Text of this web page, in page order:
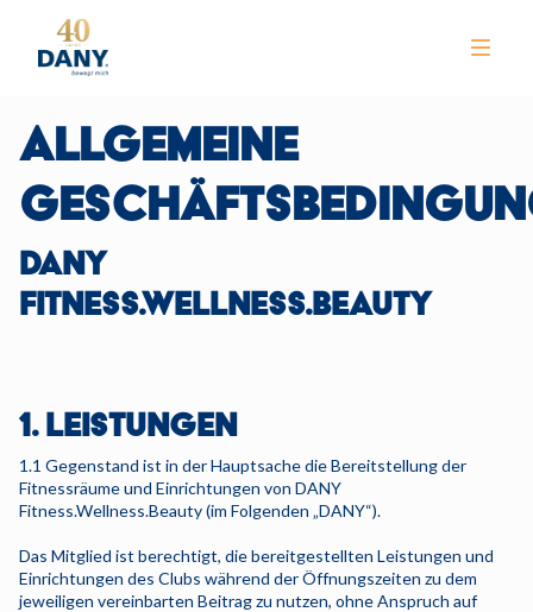
NEWS
BGM
ALLGEMEINE
DANY
FITNESS.WELLNESS.BEAUTY
1. LEISTUNGEN
1.1 Gegenstand ist in der Hauptsache die Bereitstellung der
Fitnessräume und Einrichtungen von DANY
Fitness.Wellness.Beauty (im Folgenden „DANY“).
Das Mitglied ist berechtigt, die bereitgestellten Leistungen und
Einrichtungen des Clubs während der Öffnungszeiten zu dem
jeweiligen vereinbarten Beitrag zu nutzen, ohne Anspruch auf